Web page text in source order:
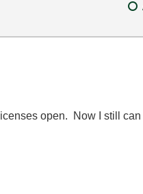
open. Now I still